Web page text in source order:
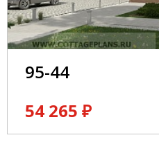
95-44
54 265 ₽